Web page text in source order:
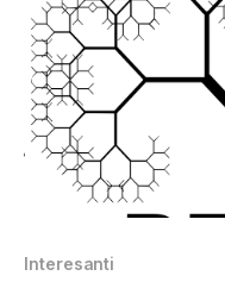
Interesanti